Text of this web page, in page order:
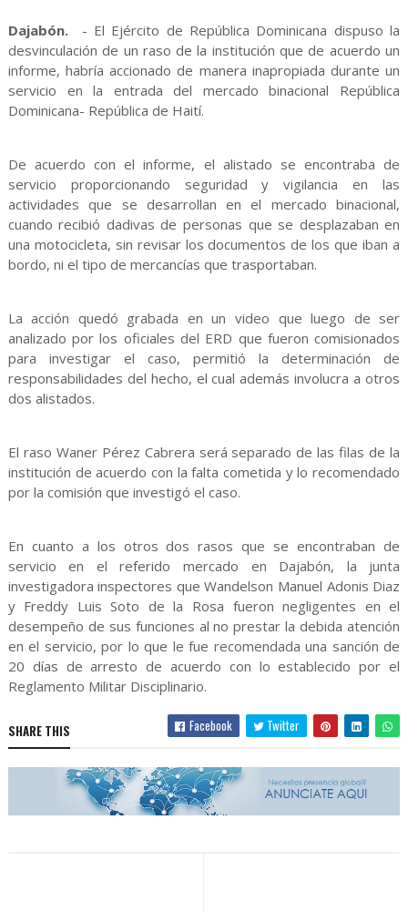
Dajabón.- El Ejército de República Dominicana dispuso la
desvinculación de un raso de la institución que de acuerdo un
informe, habría accionado de manera inapropiada durante un
servicio en la entrada del mercado binacional República
Dominicana- República de Haití.
De acuerdo con el informe, el alistado se encontraba de
servicio proporcionando seguridad y vigilancia en las
actividades que se desarrollan en el mercado binacional,
cuando recibió dadivas de personas que se desplazaban en
una motocicleta, sin revisar los documentos de los que iban a
bordo, ni el tipo de mercancías que trasportaban.
La acción quedó grabada en un video que luego de ser
analizado por los oficiales del ERD que fueron comisionados
para investigar el caso, permitió la determinación de
responsabilidades del hecho, el cual además involucra a otros
dos alistados.
El raso Waner Pérez Cabrera será separado de las filas de la
institución de acuerdo con la falta cometida y lo recomendado
por la comisión que investigó el caso.
En cuanto a los otros dos rasos que se encontraban de
servicio en el referido mercado en Dajabón, la junta
investigadora inspectores que Wandelson Manuel Adonis Diaz
y Freddy Luis Soto de la Rosa fueron negligentes en el
desempeño de sus funciones al no prestar la debida atención
en el servicio, por lo que le fue recomendada una sanción de
20 días de arresto de acuerdo con lo establecido por el
Reglamento Militar Disciplinario.
SHARE THIS Facebook Twitter